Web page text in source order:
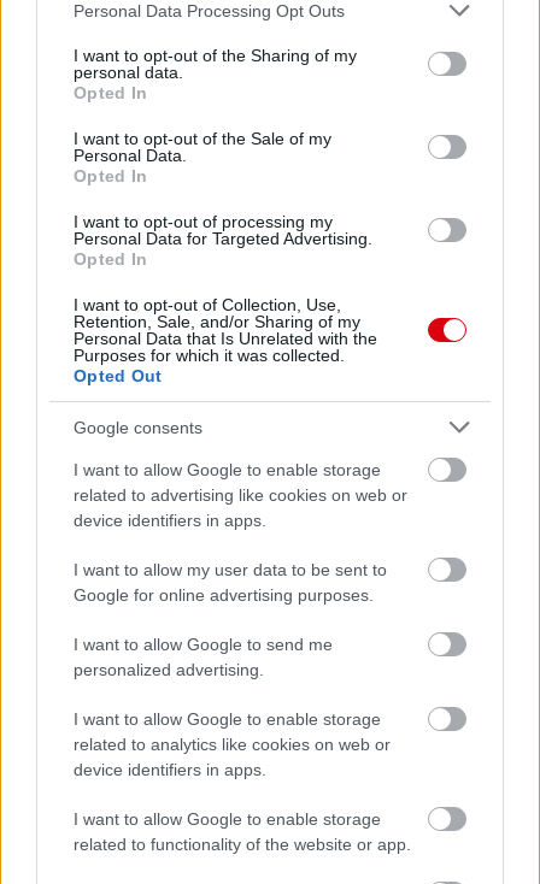
Please note that this website/app uses one or more Google
not limited to your visit or usage behaviour. You may click to
grant or deny consent to Google and its third-party tags to
use your data for below specified purposes in below Google
consent section.
Personal Data Processing Opt Outs
I want to opt-out of the Sharing of my
personal data.
Opted In
I want to opt-out of the Sale of my
Personal Data.
Opted In
I want to opt-out of processing my
Personal Data for Targeted Advertising.
Opted In
I want to opt-out of Collection, Use,
Retention, Sale, and/or Sharing of my
Personal Data that Is Unrelated with the
Purposes for which it was collected.
Opted Out
Google consents
I want to allow Google to enable storage
related to advertising like cookies on web or
device identifiers in apps.
I want to allow my user data to be sent to
Google for online advertising purposes.
I want to allow Google to send me
personalized advertising.
I want to allow Google to enable storage
related to analytics like cookies on web or
device identifiers in apps.
I want to allow Google to enable storage
related to functionality of the website or app.
Meccs Center
Paris Saint-Germainvs
Manchester United
Felkészülési szezon 4. mérkőzés
Nya Ullevi, Göteborg